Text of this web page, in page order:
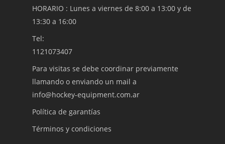
HORARIO : Lunes a viernes de 8:00 a 13:00 y de
13:30 a 16:00
Tel:
1121073407
Para visitas se debe coordinar previamente
llamando o enviando un mail a
info@hockey-equipment.com.ar
Política de garantías
Términos y condiciones